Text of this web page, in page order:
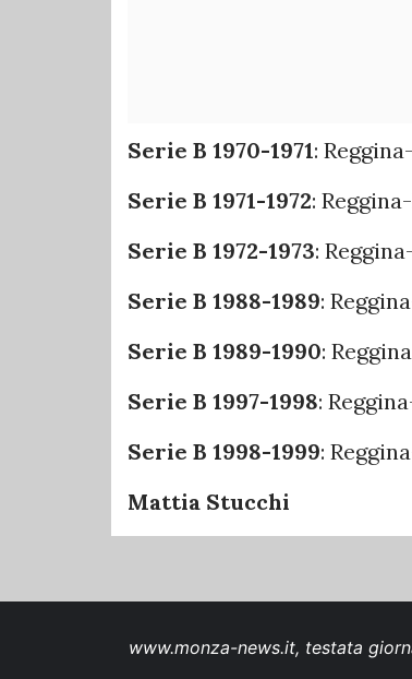
Serie B 1970-1971:
Serie B 1971-1972:
Serie B 1972-1973:
Serie B 1988-1989:
Serie B 1989-1990:
Serie B 1997-1998:
Serie B 1998-1999:
Mattia Stucchi
www.monza-news.it, testata